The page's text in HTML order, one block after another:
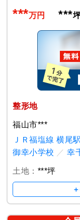
***万円 ***
整形地
福山市***
ＪＲ福塩線 横尾駅
御幸小学校 ／ 幸
土地： ***坪